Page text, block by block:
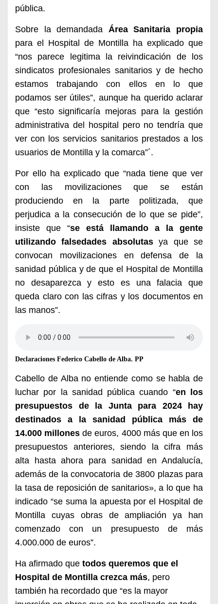
pública.
Sobre la demandada Área Sanitaria propia
para el Hospital de Montilla ha explicado que
“nos parece legitima la reivindicación de los
sindicatos profesionales sanitarios y de hecho
estamos trabajando con ellos en lo que
podamos ser útiles”, aunque ha querido aclarar
que “esto significaría mejoras para la gestión
administrativa del hospital pero no tendría que
ver con los servicios sanitarios prestados a los
usuarios de Montilla y la comarca”´.
Por ello ha explicado que “nada tiene que ver
con las movilizaciones que se están
produciendo en la parte politizada, que
perjudica a la consecución de lo que se pide”,
insiste que “se está llamando a la gente
utilizando falsedades absolutasya que se
convocan movilizaciones en defensa de la
sanidad pública y de que el Hospital de Montilla
no desaparezca y esto es una falacia que
queda claro con las cifras y los documentos en
las manos”.
Declaraciones Federico Cabello de Alba. PP
Cabello de Alba no entiende como se habla de
luchar por la sanidad pública cuando “en los
presupuestos de la Junta para 2024 hay
destinados a la sanidad pública más de
14.000 millones de euros, 4000 más que en los
presupuestos anteriores, siendo la cifra más
alta hasta ahora para sanidad en Andalucía,
además de la convocatoria de 3800 plazas para
la tasa de reposición de sanitarios», a lo que ha
indicado “se suma la apuesta por el Hospital de
Montilla cuyas obras de ampliación ya han
comenzado con un presupuesto de más
4.000.000 de euros”.
Ha afirmado que todos queremos que el
Hospital de Montilla crezca más, pero
también ha recordado que “es la mayor